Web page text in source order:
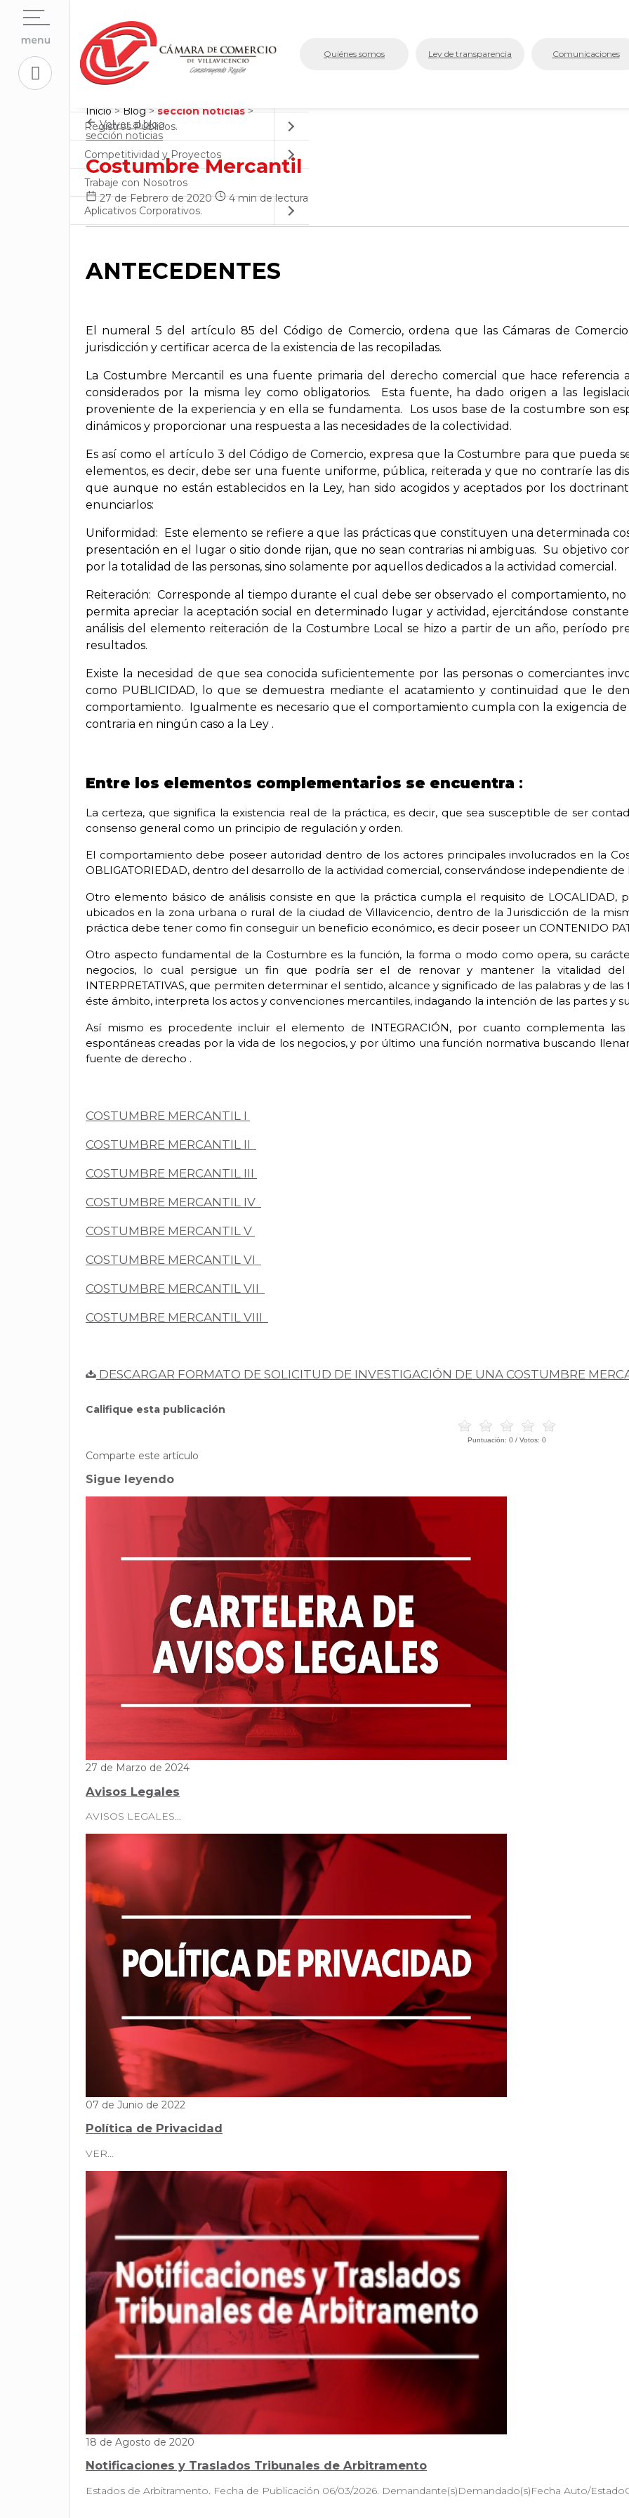
La Cámara
Servicios En Línea.
Open submenu (Registros Públicos.)
Registros Públicos.
Open submenu (Competitividad y Proyectos)
Competitividad y Proyectos
Trabaje con Nosotros
Open submenu (Aplicativos Corporativos.)
Aplicativos Corporativos.
Inicio>Blog>sección noticias>
Volver al blog
sección noticias
Costumbre Mercantil
27 de Febrero de 2020 4 min de lectura
ANTECEDENTES
El numeral 5 del artículo 85 del Código de Comercio, ordena que las Cámaras de
jurisdicción y certificar acerca de la existencia de las recopiladas.
La Costumbre Mercantil es una fuente primaria del derecho comercial que hace referencia
considerados por la misma ley como obligatorios. Esta fuente, ha dado origen a las
proveniente de la experiencia y en ella se fundamenta. Los usos base de la costumbre son
dinámicos y proporcionar una respuesta a las necesidades de la colectividad.
Es así como el artículo 3 del Código de Comercio, expresa que la Costumbre para que pueda
elementos, es decir, debe ser una fuente uniforme, pública, reiterada y que no contraríe las
que aunque no están establecidos en la Ley, han sido acogidos y aceptados por los
enunciarlos:
Uniformidad: Este elemento se refiere a que las prácticas que constituyen una determinada
presentación en el lugar o sitio donde rijan, que no sean contrarias ni ambiguas. Su objetivo
por la totalidad de las personas, sino solamente por aquellos dedicados a la actividad comercial.
Reiteración: Corresponde al tiempo durante el cual debe ser observado el comportamiento,
permita apreciar la aceptación social en determinado lugar y actividad, ejercitándose
análisis del elemento reiteración de la Costumbre Local se hizo a partir de un año, período
resultados.
Existe la necesidad de que sea conocida suficientemente por las personas o comerciantes
como PUBLICIDAD, lo que se demuestra mediante el acatamiento y continuidad que le
comportamiento. Igualmente es necesario que el comportamiento cumpla con la exigencia de
contraria en ningún caso a la Ley .
Entre los elementos complementarios se encuentra :
La certeza, que significa la existencia real de la práctica, es decir, que sea susceptible de ser
consenso general como un principio de regulación y orden.
El comportamiento debe poseer autoridad dentro de los actores principales involucrados en la
OBLIGATORIEDAD, dentro del desarrollo de la actividad comercial, conservándose independiente de
Otro elemento básico de análisis consiste en que la práctica cumpla el requisito de
ubicados en la zona urbana o rural de la ciudad de Villavicencio, dentro de la Jurisdicción de la
práctica debe tener como fin conseguir un beneficio económico, es decir poseer un CONTENIDO
Otro aspecto fundamental de la Costumbre es la función, la forma o modo como opera, su
negocios, lo cual persigue un fin que podría ser el de renovar y mantener la vitalidad del
INTERPRETATIVAS, que permiten determinar el sentido, alcance y significado de las palabras y de
éste ámbito, interpreta los actos y convenciones mercantiles, indagando la intención de las partes y
Así mismo es procedente incluir el elemento de INTEGRACIÓN, por cuanto complementa
espontáneas creadas por la vida de los negocios, y por último una función normativa buscando
fuente de derecho .
COSTUMBRE MERCANTIL I
COSTUMBRE MERCANTIL II
COSTUMBRE MERCANTIL III
COSTUMBRE MERCANTIL IV
COSTUMBRE MERCANTIL V
COSTUMBRE MERCANTIL VI
COSTUMBRE MERCANTIL VII
COSTUMBRE MERCANTIL VIII
DESCARGAR FORMATO DE SOLICITUD DE INVESTIGACIÓN DE UNA COSTUMBRE
Califique esta publicación
Puntuación: 0 / Votos: 0
Comparte este artículo
Sigue leyendo
27 de Marzo de 2024
Avisos Legales
AVISOS LEGALES…
07 de Junio de 2022
Política de Privacidad
VER…
18 de Agosto de 2020
Notificaciones y Traslados Tribunales de Arbitramento
Estados de Arbitramento. Fecha de Publicación 06/03/2026. Demandante(s)Demandado(s)Fecha Auto/
Quiénes somos Ley de transparencia Comunicaciones